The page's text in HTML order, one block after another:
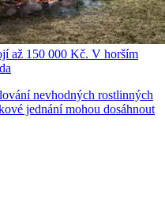
až 150 000 Kč. V horším
nevhodných rostlinných
jednání mohou dosáhnout